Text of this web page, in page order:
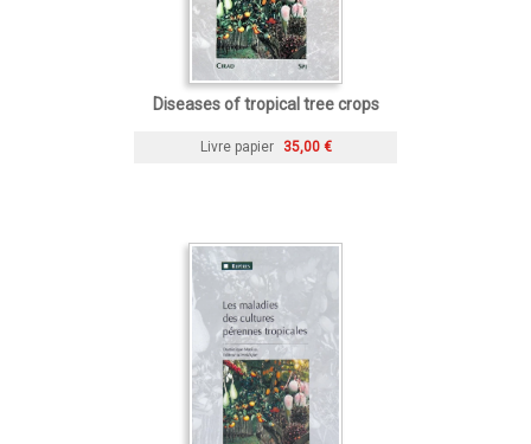
Diseases of tropical tree crops
Livre papier 35,00 €